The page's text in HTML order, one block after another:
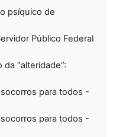
psíquico de
Público Federal
da “alteridade”:
socorros para todos -
socorros para todos -